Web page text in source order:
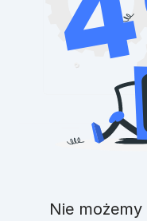
Nie możemy znaleźć strony, której